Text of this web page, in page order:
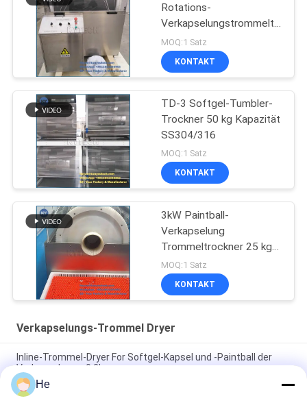
Rotations-
0,4 kW
MOQ:1 Satz
KONTAKT
TD-3 Softgel-Tumbler-
Trockner 50 kg Kapazität
SS304/316
MOQ:1 Satz
KONTAKT
3kW Paintball-
Verkapselung
Trommeltrockner 25 kg
Kapazität
MOQ:1 Satz
KONTAKT
Verkapselungs-Trommel Dryer
Inline-Trommel-Dryer For Softgel-Kapsel und -Paintball der
Verkapselungs-0.2kw
730*1000mm Softgel Kapsel-Verkapselungs-Sturz-
He